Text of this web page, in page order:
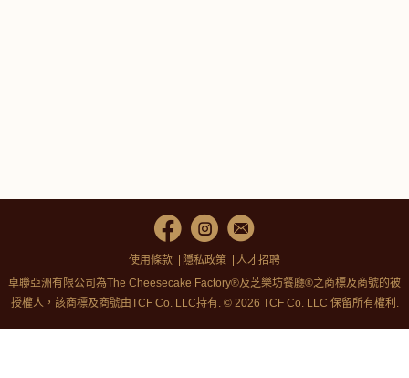
使用條款 隱私政策
人才招聘
卓聯亞洲有限公司為The Cheesecake Factory®及芝樂坊餐廳®之商標及商號的被
授權人，該商標及商號由TCF Co. LLC持有. © 2026 TCF Co. LLC 保留所有權利.